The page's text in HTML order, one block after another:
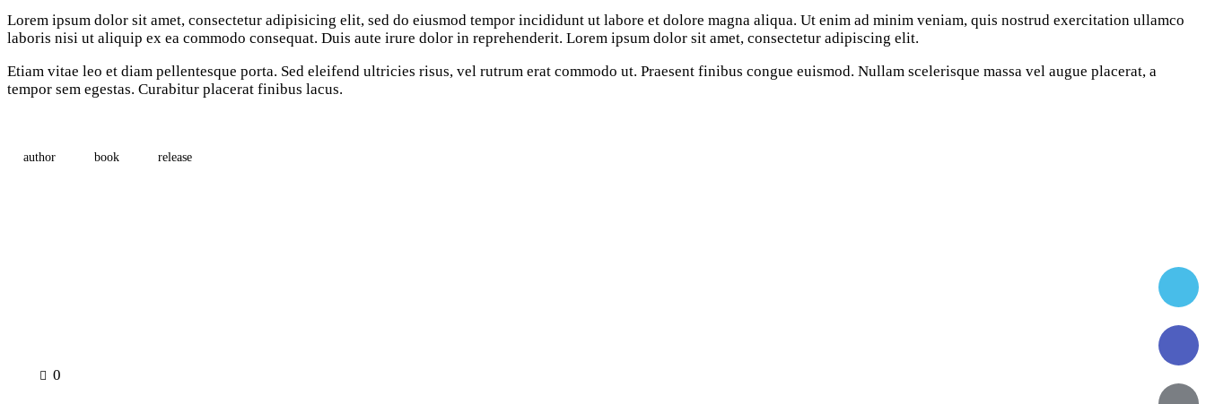
Lorem ipsum dolor sit amet, consectetur adipisicing elit, sed do eiusmod tempor incididunt ut labore et dolore magna aliqua. Ut enim ad minim veniam, quis nostrud exercitation ullamco
laboris nisi ut aliquip ex ea commodo consequat. Duis aute irure dolor in reprehenderit. Lorem ipsum dolor sit amet, consectetur adipiscing elit.
Etiam vitae leo et diam pellentesque porta. Sed eleifend ultricies risus, vel rutrum erat commodo ut. Praesent finibus congue euismod. Nullam scelerisque massa vel augue placerat, a
tempor sem egestas. Curabitur placerat finibus lacus.
author book release
0